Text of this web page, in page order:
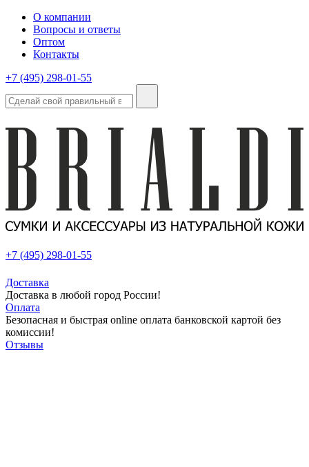
О компании
Вопросы и ответы
Оптом
Контакты
+7 (495) 298-01-55
+7 (495) 298-01-55
Доставка
Доставка в любой город России!
Оплата
Безопасная и быстрая online оплата банковской картой без
комиссии!
Отзывы